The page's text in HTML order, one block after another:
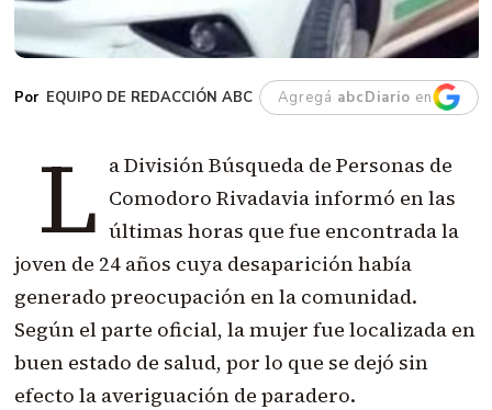
EQUIPO DE REDACCIÓN ABC Agregá abcDiario en
L a División Búsqueda de Personas de
Comodoro Rivadavia informó en las
últimas horas que fue encontrada la
joven de 24 años cuya desaparición había
generado preocupación en la comunidad.
Según el parte oficial, la mujer fue localizada en
buen estado de salud, por lo que se dejó sin
efecto la averiguación de paradero.